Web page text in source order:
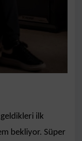
ilk
bekliyor. Süper